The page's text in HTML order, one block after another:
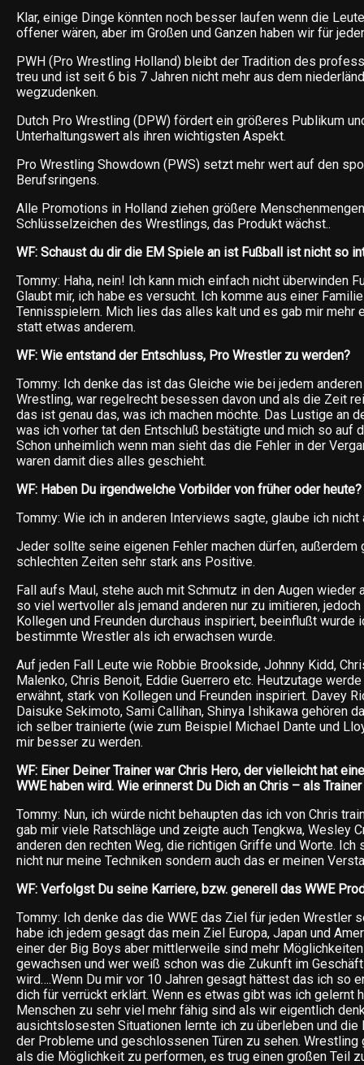
Klar, einige Dinge könnten noch besser laufen wenn die
offener wären, aber im Großen und Ganzen haben wir für
PWH (Pro Wrestling Holland) bleibt der Tradition des
treu und ist seit 6 bis 7 Jahren nicht mehr aus dem
wegzudenken.
Dutch Pro Wrestling (DPW) fördert ein größeres Publikum
Unterhaltungswert als ihren wichtigsten Aspekt.
Pro Wrestling Showdown (PWS) setzt mehr wert auf den
Berufsringens.
Alle Promotions in Holland ziehen größere
Schlüsselzeichen des Wrestlings, das Produkt wächst..
WF: Schaust du dir die EM Spiele an ist Fußball ist nicht so
Tommy: Haha, nein! Ich kann mich einfach nicht überwinden
Glaubt mir, ich habe es versucht. Ich komme aus einer
Tennisspielern. Mich lies das alles kalt und es gab mir mehr
statt etwas anderem.
WF: Wie entstand der Entschluss, Pro Wrestler zu werden?
Tommy: Ich denke das ist das Gleiche wie bei jedem anderen
Wrestling, war regelrecht besessen davon und als die Zeit
das ist genau das, was ich machen möchte. Das Lustige an
was ich vorher tat den Entschluß bestätigte und mich so auf
Schon unheimlich wenn man sieht das die Fehler in der
waren damit dies alles geschieht.
WF: Haben Du irgendwelche Vorbilder von früher oder heute?
Tommy: Wie ich in anderen Interviews sagte, glaube ich nicht
Jeder sollte seine eigenen Fehler machen dürfen, außerdem
schlechten Zeiten sehr stark ans Positive.
Fall aufs Maul, stehe auch mit Schmutz in den Augen wieder
so viel wertvoller als jemand anderen nur zu imitieren,
Kollegen und Freunden durchaus inspiriert, beeinflußt wurde
bestimmte Wrestler als ich erwachsen wurde.
Auf jeden Fall Leute wie Robbie Brookside, Johnny Kidd,
Malenko, Chris Benoit, Eddie Guerrero etc. Heutzutage
erwähnt, stark von Kollegen und Freunden inspiriert. Davey
Daisuke Sekimoto, Sami Callihan, Shinya Ishikawa gehören
ich selber trainierte (wie zum Beispiel Michael Dante und
mir besser zu werden.
WF: Einer Deiner Trainer war Chris Hero, der vielleicht hat
WWE haben wird. Wie erinnerst Du Dich an Chris – als
Tommy: Nun, ich würde nicht behaupten das ich von Chris
gab mir viele Ratschläge und zeigte auch Tengkwa, Wesley
anderen den rechten Weg, die richtigen Griffe und Worte. Ich
nicht nur meine Techniken sondern auch das er meinen
WF: Verfolgst Du seine Karriere, bzw. generell das WWE
Tommy: Ich denke das die WWE das Ziel für jeden Wrestler
habe ich jedem gesagt das mein Ziel Europa, Japan und
einer der Big Boys aber mittlerweile sind mehr
gewachsen und wer weiß schon was die Zukunft im
wird….Wenn Du mir vor 10 Jahren gesagt hättest das ich so
dich für verrückt erklärt. Wenn es etwas gibt was ich gelernt
Menschen zu sehr viel mehr fähig sind als wir eigentlich
ausichtslosesten Situationen lernte ich zu überleben und
der Probleme und geschlossenen Türen zu sehen. Wrestling
als die Möglichkeit zu performen, es trug einen großen Teil